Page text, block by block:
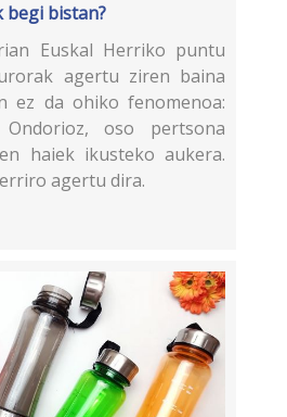
bistan?
Euskal Herriko puntu
agertu ziren baina
ez da ohiko fenomenoa:
oso pertsona
haiek ikusteko aukera.
agertu dira.